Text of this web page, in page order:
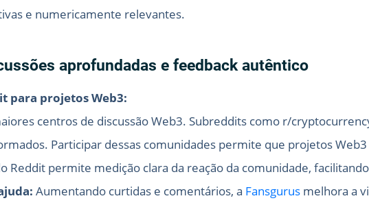
e numericamente relevantes.
aprofundadas e feedback autêntico
para projetos Web3:
centros de discussão Web3. Subreddits como r/
Participar dessas comunidades permite que projetos
Reddit permite medição clara da reação da comunidade,
Aumentando curtidas e comentários, a Fansgurus melhora a